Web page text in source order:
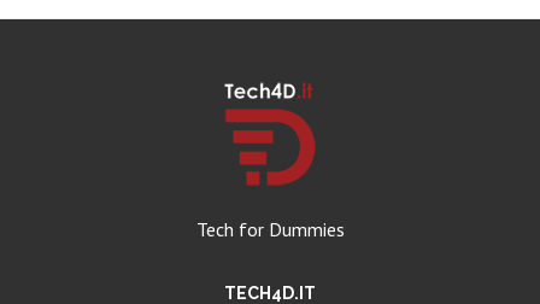
Tech for Dummies
TECH4D.IT